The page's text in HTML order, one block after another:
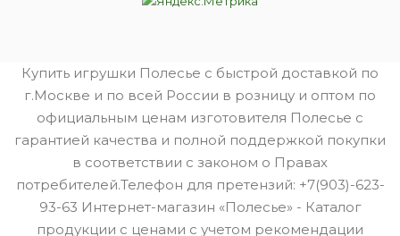
Купить игрушки Полесье с быстрой доставкой по
г.Москве и по всей России в розницу и оптом по
официальным ценам изготовителя Полесье с
гарантией качества и полной поддержкой покупки
в соответствии с законом о Правах
потребителей.Телефон для претензий: +7(903)-623-
93-63 Интернет-магазин «Полесье» - Каталог
продукции с ценами с учетом рекомендации